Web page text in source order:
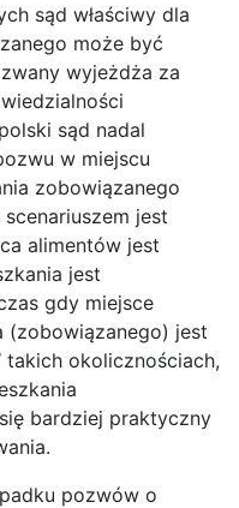
sąd właściwy dla
może być
wyjeżdża za
sąd nadal
w miejscu
zobowiązanego
jest
alimentów jest
jest
gdy miejsce
(zobowiązanego) jest
takich okolicznościach,
bardziej praktyczny
pozwów o